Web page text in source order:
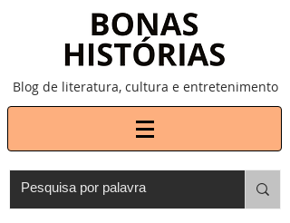
Blog de literatura, cultura e entretenimento